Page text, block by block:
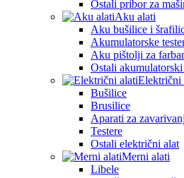
Ostali pribor za
Aku alati
Aku bušilice i
Akumulatorske
Aku pištolji za
Ostali akumulatorski
Električni
Bušilice
Brusilice
Aparati za
Testere
Ostali električni alat
Merni alati
Libele